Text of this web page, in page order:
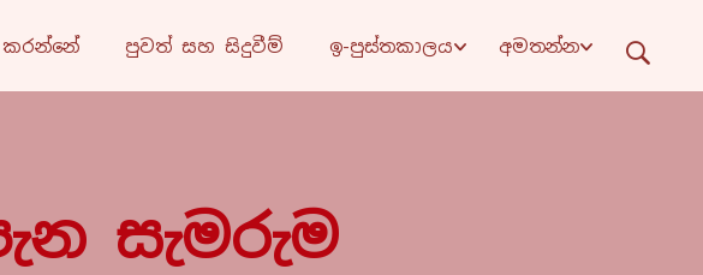
පුවත් සහ සිදුවීම් ඉ-පුස්තකාලය අමතන්න
සැමරුම